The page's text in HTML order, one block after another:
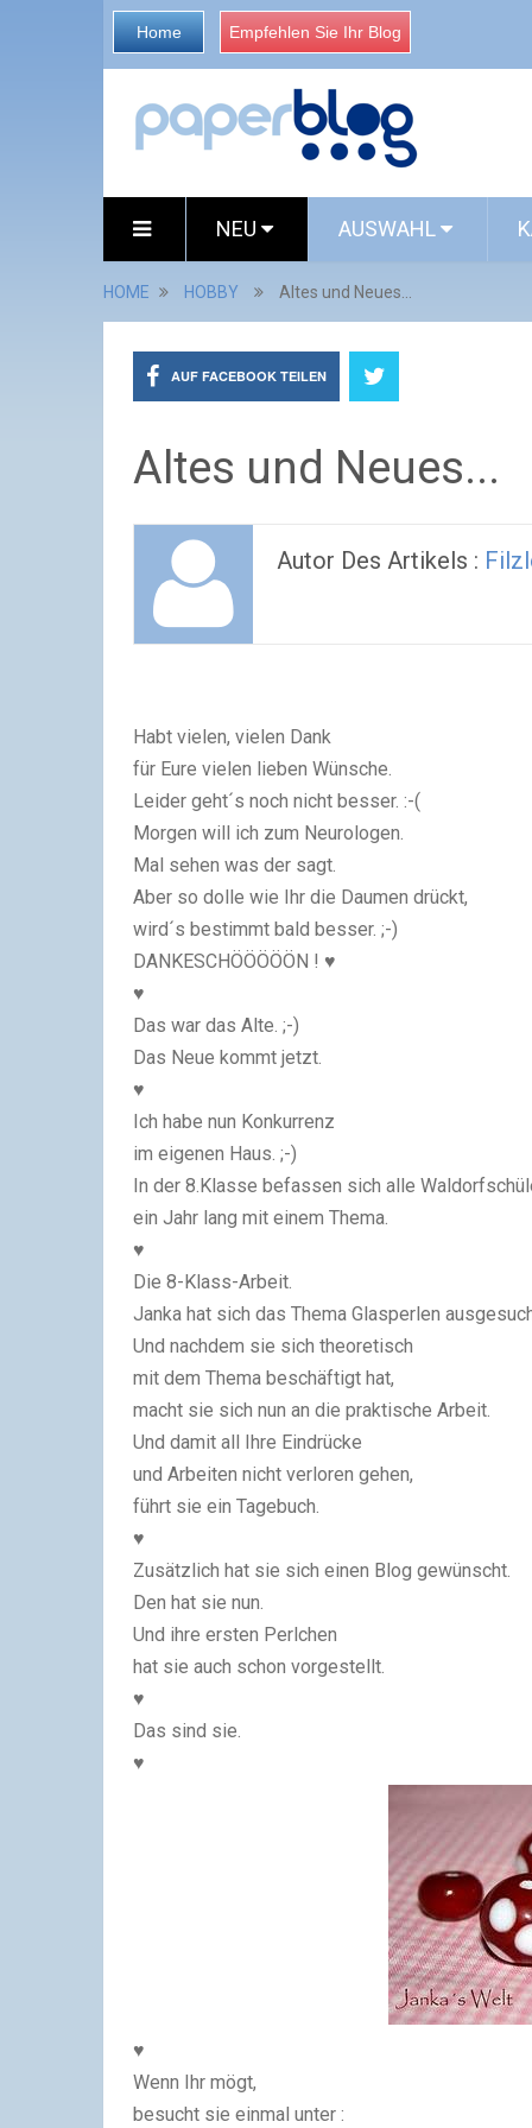
Home Empfehlen Sie Ihr Blog
NEU AUSWAHL
HOME HOBBY Altes und Neues...
AUF FACEBOOK TEILEN
Altes und Neues...
Autor Des Artikels :
Habt vielen, vielen Dank
für Eure vielen lieben Wünsche.
Leider geht´s noch nicht besser. :-(
Morgen will ich zum Neurologen.
Mal sehen was der sagt.
Aber so dolle wie Ihr die Daumen drückt,
wird´s bestimmt bald besser. ;-)
DANKESCHÖÖÖÖÖN ! ♥
♥
Das war das Alte. ;-)
Das Neue kommt jetzt.
♥
Ich habe nun Konkurrenz
im eigenen Haus. ;-)
In der 8.Klasse befassen sich alle
ein Jahr lang mit einem Thema.
♥
Die 8-Klass-Arbeit.
Janka hat sich das Thema Glasperlen
Und nachdem sie sich theoretisch
mit dem Thema beschäftigt hat,
macht sie sich nun an die praktische Arbeit.
Und damit all Ihre Eindrücke
und Arbeiten nicht verloren gehen,
führt sie ein Tagebuch.
♥
Zusätzlich hat sie sich einen Blog gewünscht.
Den hat sie nun.
Und ihre ersten Perlchen
hat sie auch schon vorgestellt.
♥
Das sind sie.
♥
♥
Wenn Ihr mögt,
besucht sie einmal unter :